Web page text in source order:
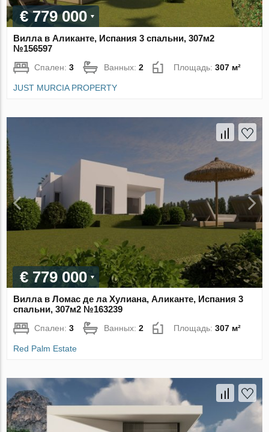
€ 779 000
Вилла в Аликанте, Испания 3 спальни, 307м2
№156597
Спален:3 Ванных:2 Площадь:307 м²
JUST MURCIA PROPERTY
€ 779 000
Вилла в Ломас де ла Хулиана, Аликанте, Испания 3
спальни, 307м2 №163239
Спален:3 Ванных:2 Площадь:307 м²
Red Palm Estate